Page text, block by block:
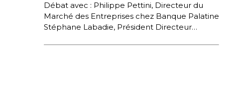
Débat avec : Philippe Pettini, Directeur du
Marché des Entreprises chez Banque Palatine
Stéphane Labadie, Président Directeur